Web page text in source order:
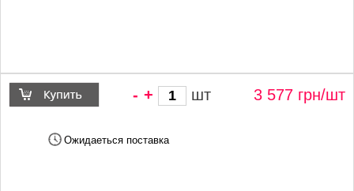
- + шт 3 577 грн/шт
Ожидаеться поставка